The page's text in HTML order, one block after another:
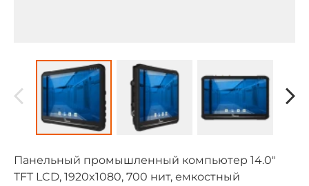
Панельный промышленный компьютер 14.0"
TFT LCD, 1920x1080, 700 нит, емкостный